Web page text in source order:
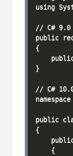
using
// C# 9.0
public
{
}
// C# 10.0
public
{
    {